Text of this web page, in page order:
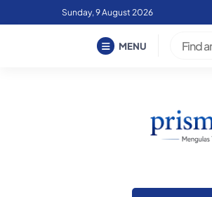
to
Sunday, 9 August 2026
MENU